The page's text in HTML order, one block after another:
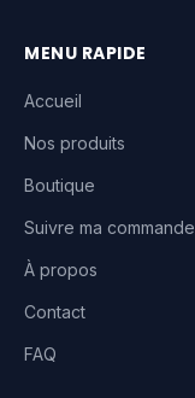
MENU RAPIDE
Accueil
Nos produits
Boutique
Suivre ma commande
À propos
Contact
FAQ